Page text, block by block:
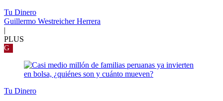
Tu Dinero
Guillermo Westreicher Herrera
|
PLUS
G
Tu Dinero